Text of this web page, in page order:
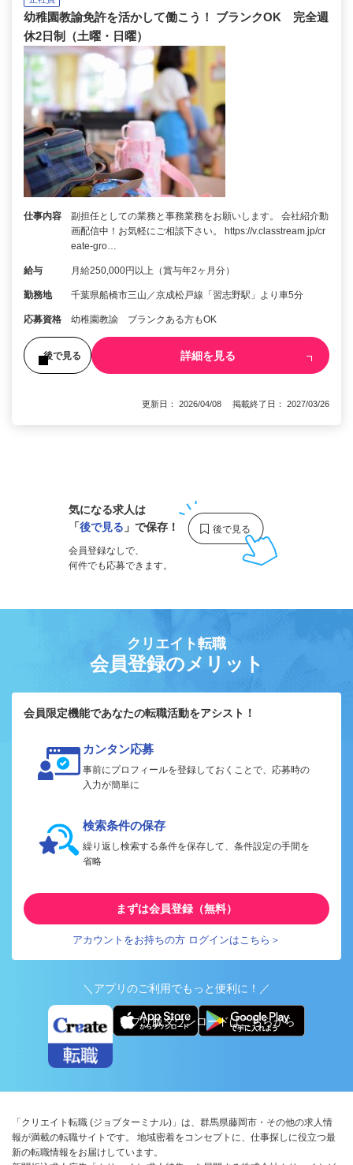
幼稚園教諭免許を活かして働こう！ ブランクOK 完全週
休2日制（土曜・日曜）
仕事内容
副担任としての業務と事務業務をお願いします。 会社紹介動
画配信中！お気軽にご相談下さい。 https://v.classtream.jp/cr
eate-gro…
給与 月給250,000円以上（賞与年2ヶ月分）
勤務地 千葉県船橋市三山／京成松戸線「習志野駅」より車5分
応募資格 幼稚園教諭 ブランクある方もOK
後で見る 詳細を見る
更新日： 2026/04/08 掲載終了日： 2027/03/26
気になる求人は
「後で見る 」で保存！
会員登録なしで、
何件でも応募できます。
クリエイト転職
会員登録のメリット
会員限定機能であなたの転職活動をアシスト！
カンタン応募
事前にプロフィールを登録しておくことで、応募時の
入力が簡単に
検索条件の保存
繰り返し検索する条件を保存して、条件設定の手間を
省略
まずは会員登録（無料）
アカウントをお持ちの方 ログインはこちら＞
＼アプリのご利用でもっと便利に！／
アプリ版ダウンロードはこちらから
「クリエイト転職 (ジョブターミナル)」は、群馬県藤岡市・その他の求人情
報が満載の転職サイトです。 地域密着をコンセプトに、仕事探しに役立つ最
新の転職情報をお届けしています。